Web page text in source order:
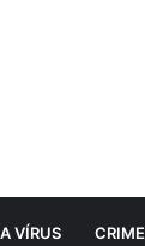
VÍRUS CRIME